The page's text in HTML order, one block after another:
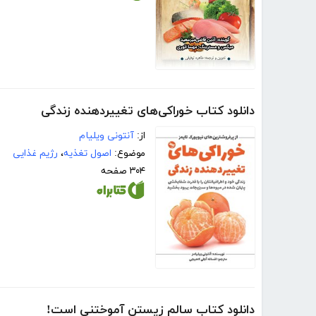
دانلود کتاب خوراکی‌های تغییردهنده زندگی
از: آنتونی ویلیام
موضوع: اصول تغذیه، رژیم غذایی
۳۰۴ صفحه
دانلود کتاب سالم زیستن آموختنی است!